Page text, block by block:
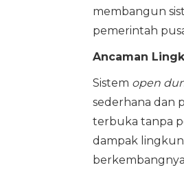
membangun
pemerintah
Ancaman
Sistem open
sederhana dan
terbuka tanpa
dampak